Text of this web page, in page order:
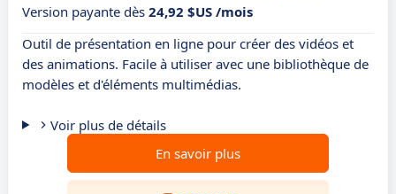
Version payante dès 24,92 $US /mois
Outil de présentation en ligne pour créer des vidéos et
des animations. Facile à utiliser avec une bibliothèque de
modèles et d'éléments multimédias.
Voir plus de détails
En savoir plus